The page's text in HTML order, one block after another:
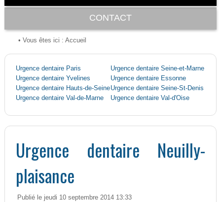
CONTACT
• Vous êtes ici : Accueil
Urgence dentaire Paris
Urgence dentaire Seine-et-Marne
Urgence dentaire Yvelines
Urgence dentaire Essonne
Urgence dentaire Hauts-de-SeineUrgence dentaire Seine-St-Denis
Urgence dentaire Val-de-Marne
Urgence dentaire Val-d'Oise
Urgence dentaire Neuilly-
plaisance
Publié le jeudi 10 septembre 2014 13:33